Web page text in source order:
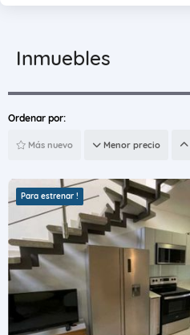
Inmuebles
Ordenar por:
Más nuevo Menor precio
Para estrenar !